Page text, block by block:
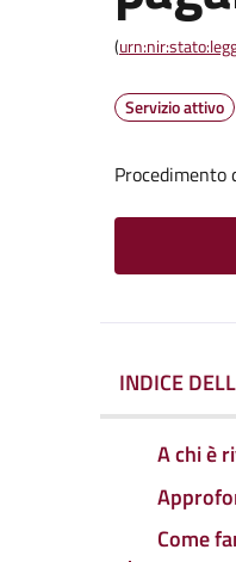
(
Servizio attivo
INDICE
A chi è
Come